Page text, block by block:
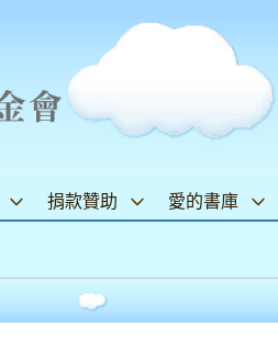
捐款贊助 愛的書庫